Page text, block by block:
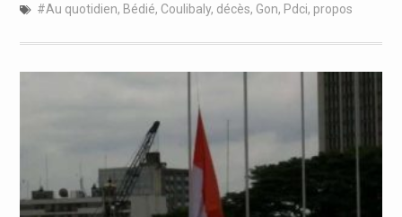
#Au quotidien, Bédié, Coulibaly, décès, Gon, Pdci, propos